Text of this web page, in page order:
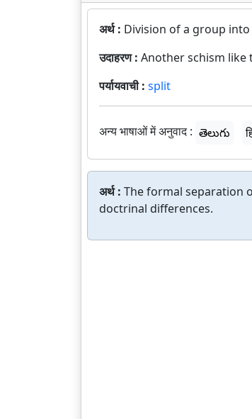
अर्थ : Division of a group
उदाहरण : Another schism like
पर्यायवाची : split
अन्य भाषाओं में अनुवाद : తెలుగు
अर्थ : The formal separation
doctrinal differences.